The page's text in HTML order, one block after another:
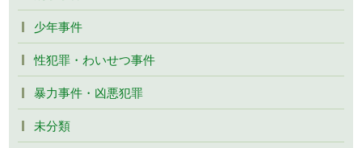
少年事件
性犯罪・わいせつ事件
暴力事件・凶悪犯罪
未分類